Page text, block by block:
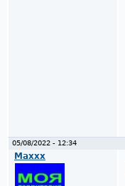
05/08/2022 - 12:34
Maxxx